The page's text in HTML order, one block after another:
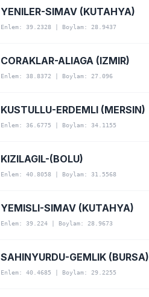
YENILER-SIMAV (KUTAHYA)
Enlem: 39.2328 | Boylam: 28.9437
CORAKLAR-ALIAGA (IZMIR)
Enlem: 38.8372 | Boylam: 27.096
KUSTULLU-ERDEMLI (MERSIN)
Enlem: 36.6775 | Boylam: 34.1155
KIZILAGIL-(BOLU)
Enlem: 40.8058 | Boylam: 31.5568
YEMISLI-SIMAV (KUTAHYA)
Enlem: 39.224 | Boylam: 28.9673
SAHINYURDU-GEMLIK (BURSA)
Enlem: 40.4685 | Boylam: 29.2255